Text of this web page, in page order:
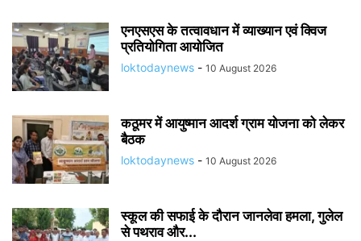
एनएसएस के तत्वावधान में व्याख्यान एवं क्विज
प्रतियोगिता आयोजित
loktodaynews - 10 August 2026
कठूमर में आयुष्मान आदर्श ग्राम योजना को लेकर
बैठक
loktodaynews - 10 August 2026
स्कूल की सफाई के दौरान जानलेवा हमला, गुलेल
से पथराव और...